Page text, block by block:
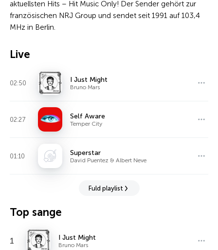
aktuellsten Hits – Hit Music Only! Der Sender gehört zur
französischen NRJ Group und sendet seit 1991 auf 103,4
MHz in Berlin.
Live
02:50 I Just Might
Bruno Mars
02:27 Self Aware
Temper City
01:10 Superstar
David Puentez & Albert Neve
Fuld playlist
Top sange
1 I Just Might
Bruno Mars